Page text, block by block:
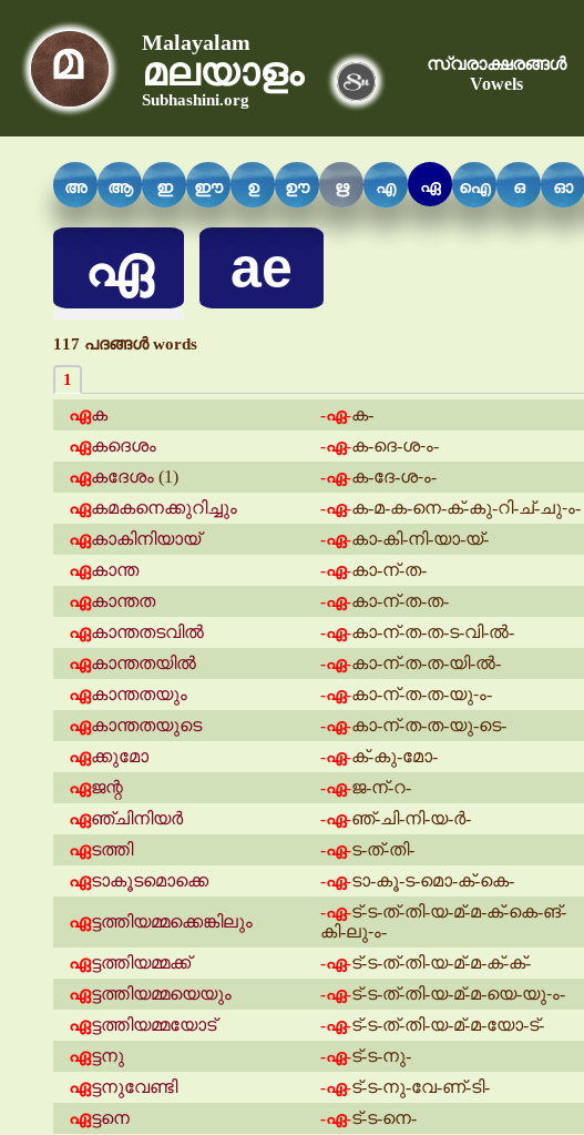
Malayalam
മലയാളം
Subhashini.org
സ്വരാക്ഷരങ്ങൾ
Vowels
അ ആ ഇ ഈ ഉ ഊ ഋ എ ഏ ഐ ഒ ഓ
ഏ ae
117 പദങ്ങള്‍ words
1
ഏക -ഏ-ക-
ഏകദെശം -ഏ-ക-ദെ-ശ-ം-
ഏകദേശം (1) -ഏ-ക-ദേ-ശ-ം-
ഏകമകനെക്കുറിച്ചും -ഏ-ക-മ-ക-നെ-ക്-കു-റി-ച്-ചു-ം-
ഏകാകിനിയായ് -ഏ-കാ-കി-നി-യാ-യ്-
ഏകാന്ത -ഏ-കാ-ന്-ത-
ഏകാന്തത -ഏ-കാ-ന്-ത-ത-
ഏകാന്തതടവിൽ -ഏ-കാ-ന്-ത-ത-ട-വി-ൽ-
ഏകാന്തതയിൽ -ഏ-കാ-ന്-ത-ത-യി-ൽ-
ഏകാന്തതയും -ഏ-കാ-ന്-ത-ത-യു-ം-
ഏകാന്തതയുടെ -ഏ-കാ-ന്-ത-ത-യു-ടെ-
ഏക്കുമോ -ഏ-ക്-കു-മോ-
ഏജന്റ -ഏ-ജ-ന്-റ-
ഏഞ്ചിനിയർ -ഏ-ഞ്-ചി-നി-യ-ർ-
ഏടത്തി -ഏ-ട-ത്-തി-
ഏടാകൂടമൊക്കെ -ഏ-ടാ-കൂ-ട-മൊ-ക്-കെ-
ഏട്ടത്തിയമ്മക്കെങ്കിലും -ഏ-ട്-ട-ത്-തി-യ-മ്-മ-ക്-കെ-ങ്-
കി-ലു-ം-
ഏട്ടത്തിയമ്മക്ക് -ഏ-ട്-ട-ത്-തി-യ-മ്-മ-ക്-ക്-
ഏട്ടത്തിയമ്മയെയും -ഏ-ട്-ട-ത്-തി-യ-മ്-മ-യെ-യു-ം-
ഏട്ടത്തിയമ്മയോട് -ഏ-ട്-ട-ത്-തി-യ-മ്-മ-യോ-ട്-
ഏട്ടനു -ഏ-ട്-ട-നു-
ഏട്ടനുവേണ്ടി -ഏ-ട്-ട-നു-വേ-ണ്-ടി-
ഏട്ടനെ -ഏ-ട്-ട-നെ-